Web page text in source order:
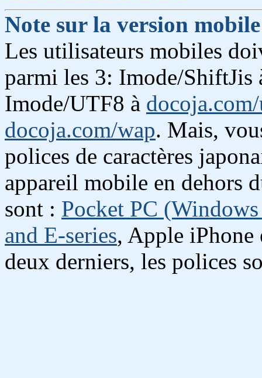
Note sur la version mobile
Les utilisateurs mobiles
parmi les 3: Imode/ShiftJis
Imode/UTF8 à
docoja.com/wap. Mais,
polices de caractères
appareil mobile en dehors
sont : Pocket PC
and E-series, Apple
deux derniers, les polices